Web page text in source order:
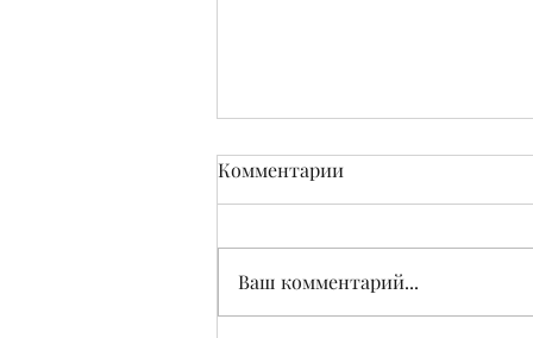
Комментарии
Ваш комментарий...